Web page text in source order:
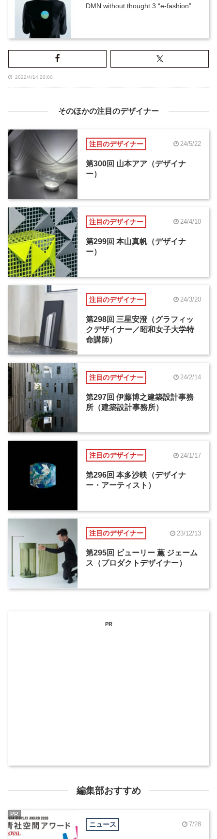
DMN without thought 3 “e-fashion”
2022/4/14 20:00
そのほかの注目のデザイナー
注目のデザイナー 24/5/22
第300回 山本アア（デザイナ
ー）
注目のデザイナー 24/4/10
第299回 本山真帆（デザイナ
ー）
注目のデザイナー 24/3/20
第298回 三星安澄（グラフィッ
クデザイナー／昭和女子大学特
命講師）
注目のデザイナー 24/2/14
第297回 伊藤博之建築設計事務
所（建築設計事務所）
注目のデザイナー 24/1/17
第296回 本多沙映（デザイナ
ー・アーティスト）
注目のデザイナー 23/12/13
第295回 ビューリー 薫 ジェーム
ス（プロダクトデザイナー）
PR
編集部おすすめ
ニュース 7/28
PR